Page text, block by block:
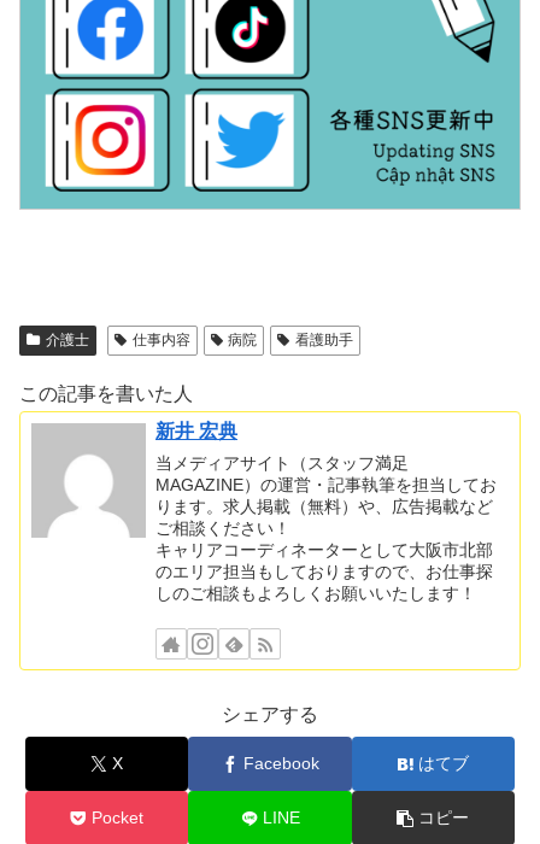
介護士 仕事内容 病院 看護助手
この記事を書いた人
新井 宏典
当メディアサイト（スタッフ満足
MAGAZINE）の運営・記事執筆を担当してお
ります。求人掲載（無料）や、広告掲載など
ご相談ください！
キャリアコーディネーターとして大阪市北部
のエリア担当もしておりますので、お仕事探
しのご相談もよろしくお願いいたします！
シェアする
X Facebook はてブ
Pocket LINE コピー